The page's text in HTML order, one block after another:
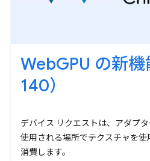
WebGPU の新
140）
デバイス リクエストは、アダプ
使用される場所でテクスチャを
消費します。